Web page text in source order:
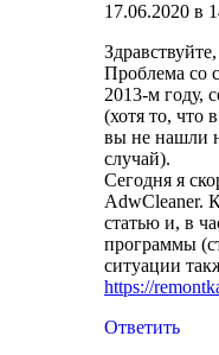
17.06.2020 в
Проблема со
2013-м году,
(хотя то, что
вы не нашли
случай).
Сегодня я
AdwCleaner.
статью и, в
программы
ситуации
https://
Ответить